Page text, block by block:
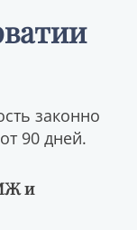
законно
90 дней.
и